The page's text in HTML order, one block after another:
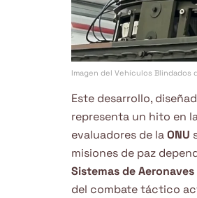
Imagen del Vehículos Blindados
Este desarrollo,
representa un hito en
evaluadores de laONU
misiones de paz
Sistemas de
del combate táctico